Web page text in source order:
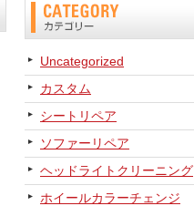
Uncategorized
カスタム
シートリペア
ソファーリペア
ヘッドライトクリーニング
ホイールカラーチェンジ